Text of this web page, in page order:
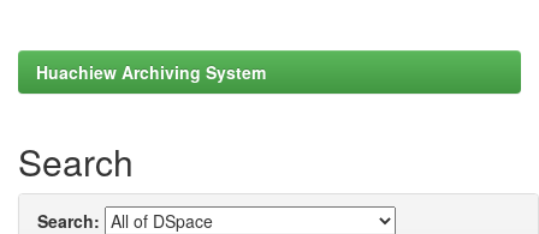
Huachiew Archiving System
Search
Search: